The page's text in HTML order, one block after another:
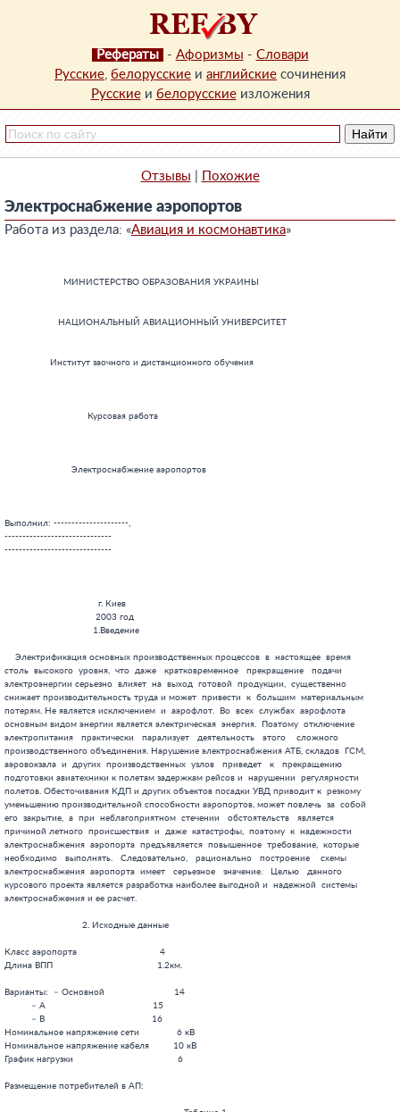
Рефераты - Афоризмы - Словари
Русские, белорусские и английские сочинения
Русскиеи белорусскиеизложения
Отзывы Похожие
Электроснабжение аэропортов
Работа из раздела: «Авиация и космонавтика»